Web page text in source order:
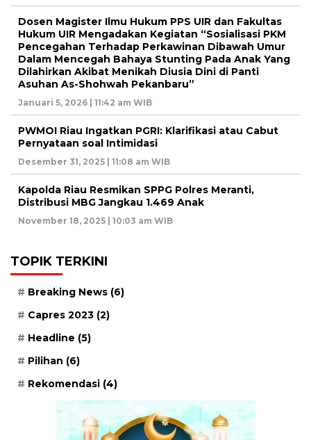
Dosen Magister Ilmu Hukum PPS UIR dan Fakultas
Hukum UIR Mengadakan Kegiatan “Sosialisasi PKM
Pencegahan Terhadap Perkawinan Dibawah Umur
Dalam Mencegah Bahaya Stunting Pada Anak Yang
Dilahirkan Akibat Menikah Diusia Dini di Panti
Asuhan As-Shohwah Pekanbaru”
Januari 5, 2026 | 11:42 am WIB
PWMOI Riau Ingatkan PGRI: Klarifikasi atau Cabut
Pernyataan soal Intimidasi
Desember 31, 2025 | 11:08 am WIB
Kapolda Riau Resmikan SPPG Polres Meranti,
Distribusi MBG Jangkau 1.469 Anak
November 18, 2025 | 10:03 am WIB
TOPIK TERKINI
Breaking News (6)
Capres 2023 (2)
Headline (5)
Pilihan (6)
Rekomendasi (4)